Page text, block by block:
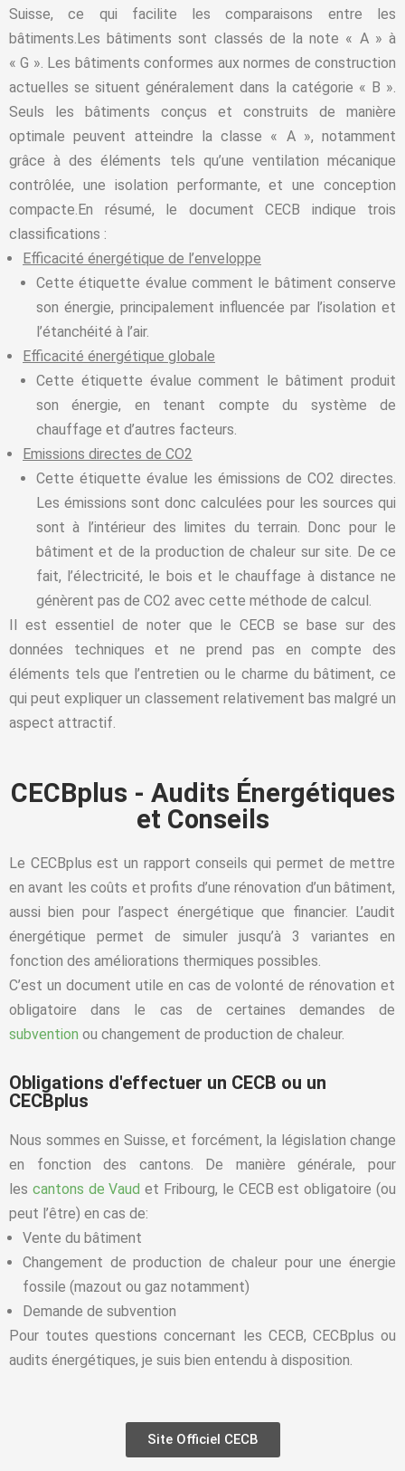
Suisse, ce qui facilite les comparaisons entre les
bâtiments.Les bâtiments sont classés de la note « A » à
« G ». Les bâtiments conformes aux normes de construction
actuelles se situent généralement dans la catégorie « B ».
Seuls les bâtiments conçus et construits de manière
optimale peuvent atteindre la classe « A », notamment
grâce à des éléments tels qu’une ventilation mécanique
contrôlée, une isolation performante, et une conception
compacte.En résumé, le document CECB indique trois
classifications :
Efficacité énergétique de l’enveloppe
Cette étiquette évalue comment le bâtiment conserve
son énergie, principalement influencée par l’isolation et
l’étanchéité à l’air.
Efficacité énergétique globale
Cette étiquette évalue comment le bâtiment produit
son énergie, en tenant compte du système de
chauffage et d’autres facteurs.
Emissions directes de CO2
Cette étiquette évalue les émissions de CO2 directes.
Les émissions sont donc calculées pour les sources qui
sont à l’intérieur des limites du terrain. Donc pour le
bâtiment et de la production de chaleur sur site. De ce
fait, l’électricité, le bois et le chauffage à distance ne
génèrent pas de CO2 avec cette méthode de calcul.
Il est essentiel de noter que le CECB se base sur des
données techniques et ne prend pas en compte des
éléments tels que l’entretien ou le charme du bâtiment, ce
qui peut expliquer un classement relativement bas malgré un
aspect attractif.
CECBplus - Audits Énergétiques
et Conseils
Le CECBplus est un rapport conseils qui permet de mettre
en avant les coûts et profits d’une rénovation d’un bâtiment,
aussi bien pour l’aspect énergétique que financier. L’audit
énergétique permet de simuler jusqu’à 3 variantes en
fonction des améliorations thermiques possibles.
C’est un document utile en cas de volonté de rénovation et
obligatoire dans le cas de certaines demandes de
subvention ou changement de production de chaleur.
Obligations d'effectuer un CECB ou un
CECBplus
Nous sommes en Suisse, et forcément, la législation change
en fonction des cantons. De manière générale, pour
les cantons de Vaud et Fribourg, le CECB est obligatoire (ou
peut l’être) en cas de:
Vente du bâtiment
Changement de production de chaleur pour une énergie
fossile (mazout ou gaz notamment)
Demande de subvention
Pour toutes questions concernant les CECB, CECBplus ou
audits énergétiques, je suis bien entendu à disposition.
Site Officiel CECB